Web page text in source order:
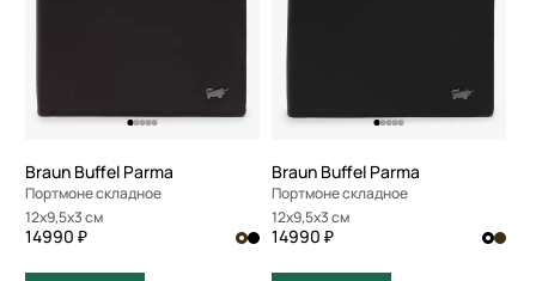
Braun Buffel Parma
Портмоне складное
12x9,5x3 см
14990 ₽
Braun Buffel Parma
Портмоне складное
12x9,5x3 см
14990 ₽